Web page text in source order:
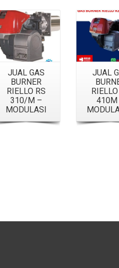
JUAL GAS
BURNER
RIELLO RS
310/M –
MODULASI
JUAL
410M